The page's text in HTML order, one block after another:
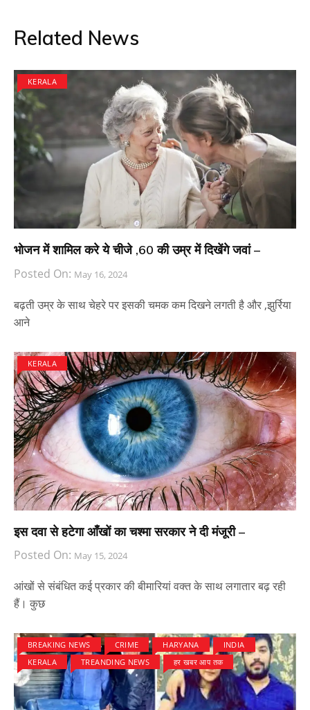
Related News
KERALA
भोजन में शामिल करे ये चीजे ,60 की उम्र में दिखेंगे जवां –
Posted On: May 16, 2024
बढ़ती उम्र के साथ चेहरे पर इसकी चमक कम दिखने लगती है और ,झुर्रिया
आने
KERALA
इस दवा से हटेगा आँखों का चश्मा सरकार ने दी मंजूरी –
Posted On: May 15, 2024
आंखों से संबंधित कई प्रकार की बीमारियां वक्त के साथ लगातार बढ़ रही
हैं। कुछ
BREAKING NEWS CRIME HARYANA
INDIA
KERALA
TREANDING NEWS हर खबर आप तक